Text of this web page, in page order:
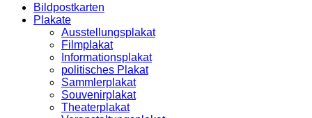
Bildpostkarten
Plakate
Ausstellungsplakat
Filmplakat
Informationsplakat
politisches Plakat
Sammlerplakat
Souvenirplakat
Theaterplakat